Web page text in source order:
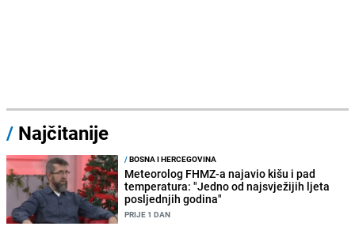
/ Najčitanije
/BOSNA I HERCEGOVINA
Meteorolog FHMZ-a najavio kišu i pad
temperatura: "Jedno od najsvježijih ljeta
posljednjih godina"
PRIJE 1 DAN